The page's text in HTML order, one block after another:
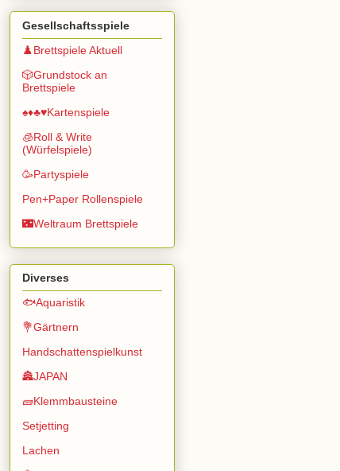
Gesellschaftsspiele
♟️Brettspiele Aktuell
🎲Grundstock an
Brettspiele
♠️♦️♣️♥️Kartenspiele
🧊Roll & Write
(Würfelspiele)
🥳Partyspiele
Pen+Paper Rollenspiele
🌃Weltraum Brettspiele
Diverses
🐟Aquaristik
💐Gärtnern
Handschattenspielkunst
🏯JAPAN
🧱Klemmbausteine
Setjetting
Lachen